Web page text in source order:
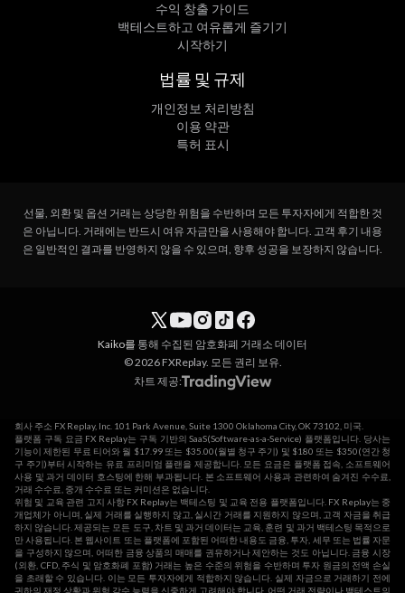
수익 창출 가이드
백테스트하고 여유롭게 즐기기
시작하기
법률 및 규제
개인정보 처리방침
이용 약관
특허 표시
선물, 외환 및 옵션 거래는 상당한 위험을 수반하며 모든 투자자에게 적합한 것
은 아닙니다. 거래에는 반드시 여유 자금만을 사용해야 합니다. 고객 후기 내용
은 일반적인 결과를 반영하지 않을 수 있으며, 향후 성공을 보장하지 않습니다.
Kaiko를 통해 수집된 암호화폐 거래소 데이터
© 2026 FXReplay. 모든 권리 보유.
차트 제공:
회사 주소 FX Replay, Inc. 101 Park Avenue, Suite 1300 Oklahoma City, OK 73102, 미국.
플랫폼 구독 요금 FX Replay는 구독 기반의 SaaS(Software-as-a-Service) 플랫폼입니다. 당사는
기능이 제한된 무료 티어와 월 $17.99 또는 $35.00(월별 청구 주기) 및 $180 또는 $350(연간 청
구 주기)부터 시작하는 유료 프리미엄 플랜을 제공합니다. 모든 요금은 플랫폼 접속, 소프트웨어
사용 및 과거 데이터 호스팅에 한해 부과됩니다. 본 소프트웨어 사용과 관련하여 숨겨진 수수료,
거래 수수료, 중개 수수료 또는 커미션은 없습니다.
위험 및 교육 관련 고지 사항 FX Replay는 백테스팅 및 교육 전용 플랫폼입니다. FX Replay는 중
개업체가 아니며, 실제 거래를 실행하지 않고, 실시간 거래를 지원하지 않으며, 고객 자금을 취급
하지 않습니다. 제공되는 모든 도구, 차트 및 과거 데이터는 교육, 훈련 및 과거 백테스팅 목적으로
만 사용됩니다. 본 웹사이트 또는 플랫폼에 포함된 어떠한 내용도 금융, 투자, 세무 또는 법률 자문
을 구성하지 않으며, 어떠한 금융 상품의 매매를 권유하거나 제안하는 것도 아닙니다. 금융 시장
(외환, CFD, 주식 및 암호화폐 포함) 거래는 높은 수준의 위험을 수반하며 투자 원금의 전액 손실
을 초래할 수 있습니다. 이는 모든 투자자에게 적합하지 않습니다. 실제 자금으로 거래하기 전에
귀하의 재정 상황과 위험 감수 능력을 신중하게 고려해야 합니다. 어떤 거래 전략이나 백테스트의